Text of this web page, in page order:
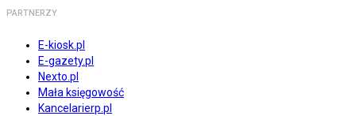
PARTNERZY
E-kiosk.pl
E-gazety.pl
Nexto.pl
Mała księgowość
Kancelarierp.pl